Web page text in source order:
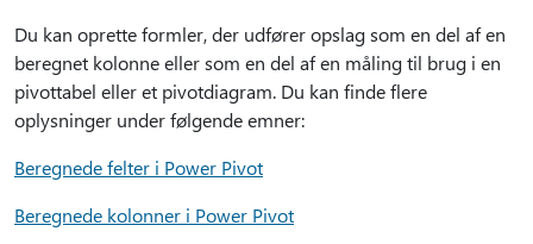
Du kan oprette formler, der udfører opslag som en del af en
beregnet kolonne eller som en del af en måling til brug i en
pivottabel eller et pivotdiagram. Du kan finde flere
oplysninger under følgende emner:
Beregnede felter i Power Pivot
Beregnede kolonner i Power Pivot